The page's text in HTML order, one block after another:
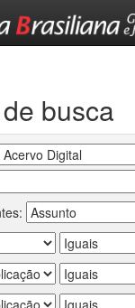
busca